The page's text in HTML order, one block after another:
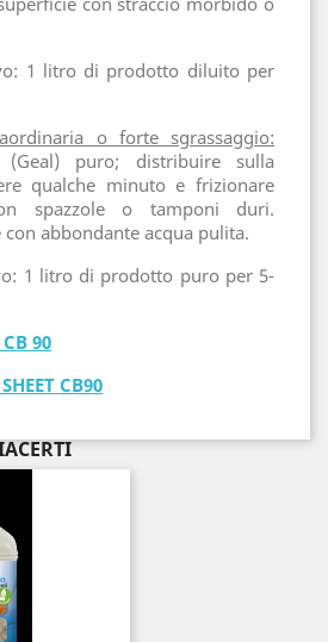
1 litro di prodotto diluito per
o forte sgrassaggio:
puro; distribuire sulla
qualche minuto e frizionare
spazzole o tamponi duri.
con abbondante acqua pulita.
1 litro di prodotto puro per 5-
90
CB90